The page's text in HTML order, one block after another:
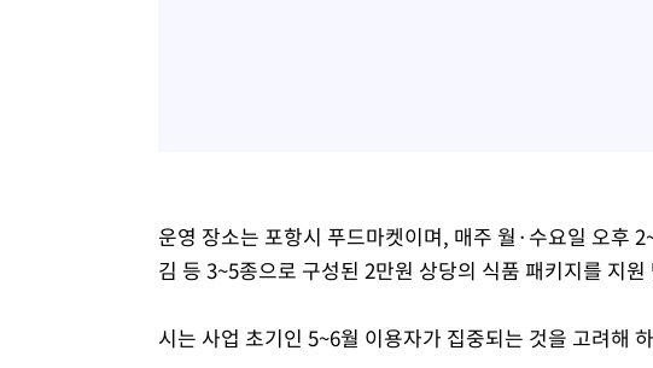
운영 장소는 포항시 푸드마켓이며, 매주 월·수요일 오후
김 등 3~5종으로 구성된 2만원 상당의 식품 패키지를 지원
시는 사업 초기인 5~6월 이용자가 집중되는 것을 고려해